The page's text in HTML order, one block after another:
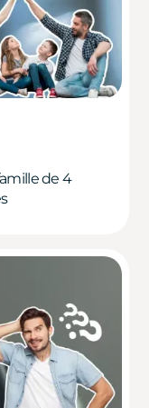
de 4